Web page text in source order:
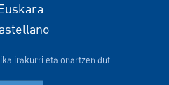
irakurri eta onartzen dut